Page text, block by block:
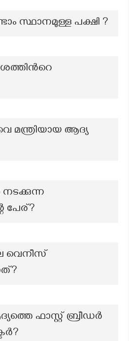
സ്ഥാനമുള്ള പക്ഷി ?
മന്ത്രിയായ ആദ്യ
പേര്?
വെനീസ്
ഫാസ്റ്റ് ബ്രീഡർ